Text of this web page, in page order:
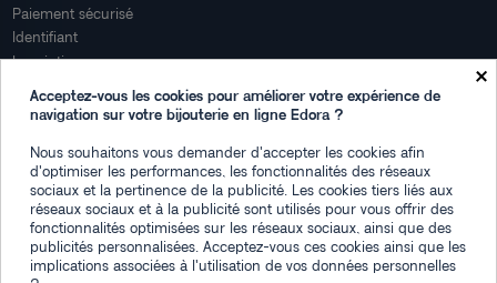
Paiement sécurisé
Identifiant
Inscription
Mon espace
Suivi de commande
Connexion
Créez votre compte
Des questions
×
Acceptez-vous les cookies pour améliorer votre expérience de
navigation sur votre bijouterie en ligne Edora ?
Nous souhaitons vous demander d'accepter les cookies afin
d'optimiser les performances, les fonctionnalités des réseaux
sociaux et la pertinence de la publicité. Les cookies tiers liés aux
réseaux sociaux et à la publicité sont utilisés pour vous offrir des
fonctionnalités optimisées sur les réseaux sociaux, ainsi que des
publicités personnalisées. Acceptez-vous ces cookies ainsi que les
implications associées à l'utilisation de vos données personnelles